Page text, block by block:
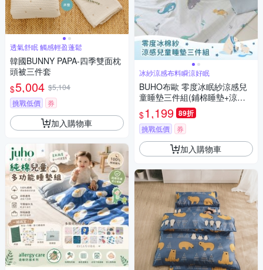
透氣舒眠 觸感輕盈蓬鬆
韓國BUNNY PAPA-四季雙面枕
頭被三件套
$5,004 $5,104
挑戰低價
券
加入購物車
冰紗涼感布料瞬涼好眠
BUHO布歐 零度冰眠紗涼感兒
童睡墊三件組(鋪棉睡墊+涼被
+記憶枕)(彩色巨獸)
$1,199 89折
挑戰低價 券
加入購物車